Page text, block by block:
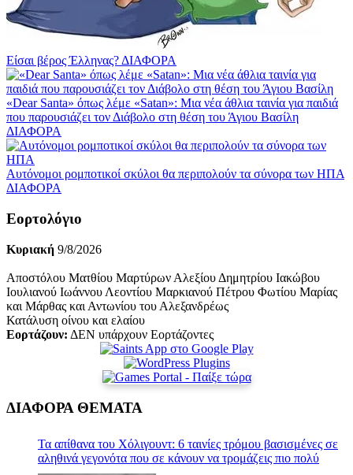
Είσαι βέρος Έλληνας?ΔΙΑΦΟΡΑ
«Dear Santa» όπως λέμε «Satan»: Μια νέα άθλια ταινία για παιδιά
που παρουσιάζει τον Διάβολο στη θέση του Άγιου Βασίλη
ΔΙΑΦΟΡΑ
Αυτόνομοι ρομποτικοί σκύλοι θα περιπολούν τα σύνορα των ΗΠΑ
ΔΙΑΦΟΡΑ
Εορτολόγιο
Κυριακή 9/8/2026
Αποστόλου Ματθίου Μαρτύρων Αλεξίου Δημητρίου Ιακώβου
Ιουλιανού Ιωάννου Λεοντίου Μαρκιανού Πέτρου Φωτίου Μαρίας
και Μάρθας και Αντωνίου του Αλεξανδρέως
Κατάλυση οίνου και ελαίου
Εορτάζουν: ΔΕΝ υπάρχουν Εορτάζοντες
ΔΙΑΦΟΡΑ ΘΕΜΑΤΑ
Τα απίθανα του Χόλιγουντ: 6 ταινίες τρόμου βασισμένες σε
αληθινά γεγονότα που σε κάνουν να τρομάζεις πιο πολύ